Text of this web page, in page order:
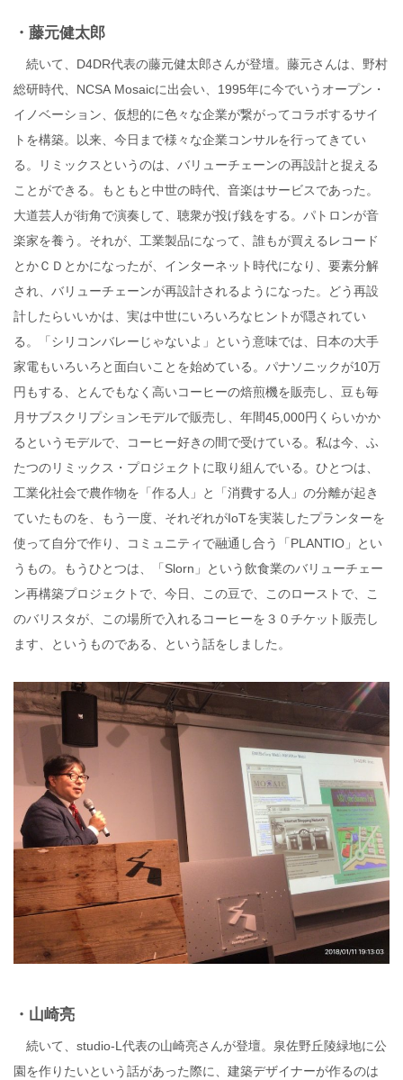
・藤元健太郎
続いて、D4DR代表の藤元健太郎さんが登壇。藤元さんは、野村
総研時代、NCSA Mosaicに出会い、1995年に今でいうオープン・
イノベーション、仮想的に色々な企業が繋がってコラボするサイ
トを構築。以来、今日まで様々な企業コンサルを行ってきてい
る。リミックスというのは、バリューチェーンの再設計と捉える
ことができる。もともと中世の時代、音楽はサービスであった。
大道芸人が街角で演奏して、聴衆が投げ銭をする。パトロンが音
楽家を養う。それが、工業製品になって、誰もが買えるレコード
とかＣＤとかになったが、インターネット時代になり、要素分解
され、バリューチェーンが再設計されるようになった。どう再設
計したらいいかは、実は中世にいろいろなヒントが隠されてい
る。「シリコンバレーじゃないよ」という意味では、日本の大手
家電もいろいろと面白いことを始めている。パナソニックが10万
円もする、とんでもなく高いコーヒーの焙煎機を販売し、豆も毎
月サブスクリプションモデルで販売し、年間45,000円くらいかか
るというモデルで、コーヒー好きの間で受けている。私は今、ふ
たつのリミックス・プロジェクトに取り組んでいる。ひとつは、
工業化社会で農作物を「作る人」と「消費する人」の分離が起き
ていたものを、もう一度、それぞれがIoTを実装したプランターを
使って自分で作り、コミュニティで融通し合う「PLANTIO」とい
うもの。もうひとつは、「Slorn」という飲食業のバリューチェー
ン再構築プロジェクトで、今日、この豆で、このローストで、こ
のバリスタが、この場所で入れるコーヒーを３０チケット販売し
ます、というものである、という話をしました。
・山崎亮
続いて、studio-L代表の山崎亮さんが登壇。泉佐野丘陵緑地に公
園を作りたいという話があった際に、建築デザイナーが作るのは